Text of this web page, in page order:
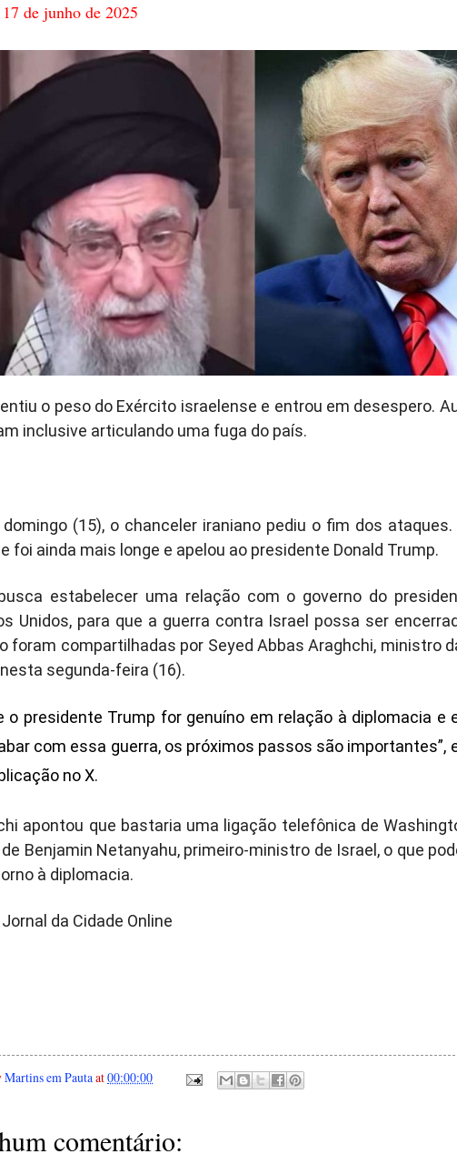
de junho de 2025
o peso do Exército israelense e entrou em desespero.
inclusive articulando uma fuga do país.
(15), o chanceler iraniano pediu o fim dos
foi ainda mais longe e apelou ao presidente Donald Trump.
estabelecer uma relação com o governo do
Unidos, para que a guerra contra Israel possa ser
foram compartilhadas por Seyed Abbas Araghchi, ministro
segunda-feira (16).
o presidente Trump for genuíno em relação à diplomacia e
com essa guerra, os próximos passos são importantes”,
no X.
apontou que bastaria uma ligação telefônica de
Benjamin Netanyahu, primeiro-ministro de Israel, o que
à diplomacia.
da Cidade Online
Martins em Pautaat00:00:00
comentário: